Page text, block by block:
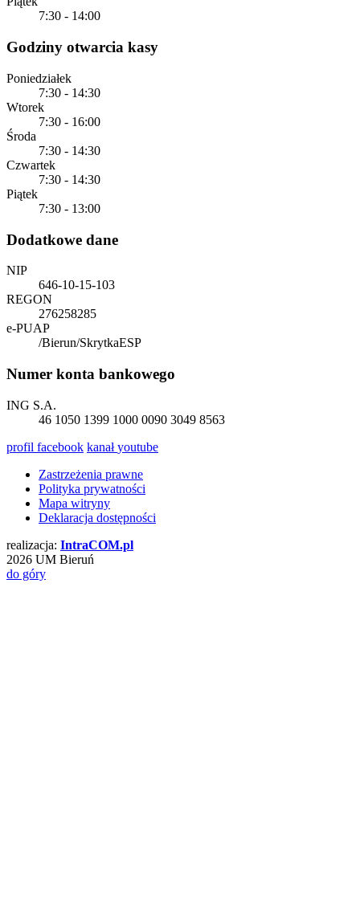
7:30 - 14:00
Godziny otwarcia kasy
Poniedziałek
7:30 - 14:30
Wtorek
7:30 - 16:00
Środa
7:30 - 14:30
Czwartek
7:30 - 14:30
Piątek
7:30 - 13:00
Dodatkowe dane
NIP
646-10-15-103
REGON
276258285
e-PUAP
/Bierun/SkrytkaESP
Numer konta bankowego
ING S.A.
46 1050 1399 1000 0090 3049 8563
profil facebook kanałyoutube
Zastrzeżenia prawne
Polityka prywatności
Mapa witryny
Deklaracja dostępności
realizacja: IntraCOM.pl
2026 UM Bieruń
do góry